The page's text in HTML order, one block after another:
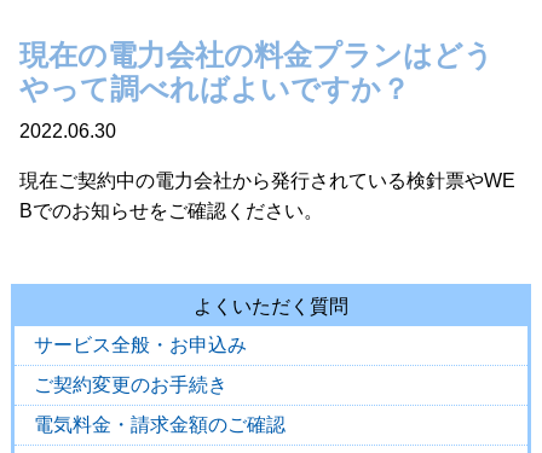
現在の電力会社の料金プランはどう
やって調べればよいですか？
2022.06.30
現在ご契約中の電力会社から発行されている検針票やWE
Bでのお知らせをご確認ください。
よくいただく質問
サービス全般・お申込み
ご契約変更のお手続き
電気料金・請求金額のご確認